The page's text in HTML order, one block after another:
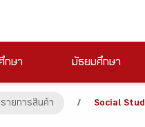
กษา มัธยมศึกษา
รายการสินค้า / Social